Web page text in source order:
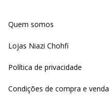
Quem somos
Lojas Niazi Chohfi
Política de privacidade
Condições de compra e venda